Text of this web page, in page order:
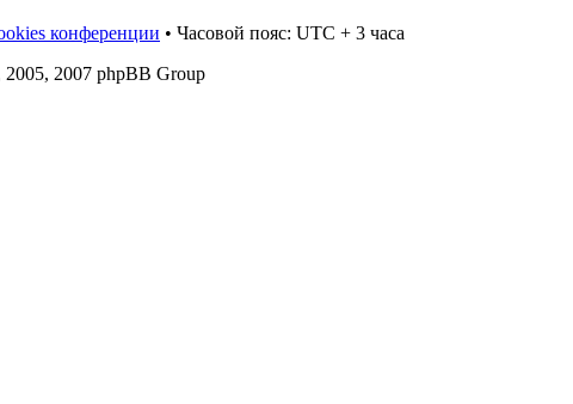
конференции • Часовой пояс: UTC + 3 часа
2007 phpBB Group